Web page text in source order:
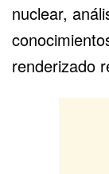
nuclear,
renderizado